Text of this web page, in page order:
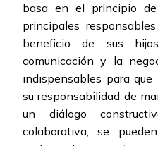
basa en el principio
principales
beneficio de sus
comunicación y la
indispensables para que
su responsabilidad de
un diálogo
colaborativa, se